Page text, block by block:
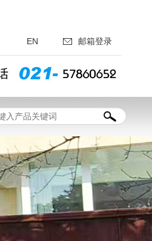
EN 邮箱登录